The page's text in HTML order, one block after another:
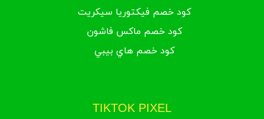
كود خصم فيكتوريا سيكريت
كود خصم ماكس فاشون
كود خصم هاي بيبي
TIKTOK PIXEL